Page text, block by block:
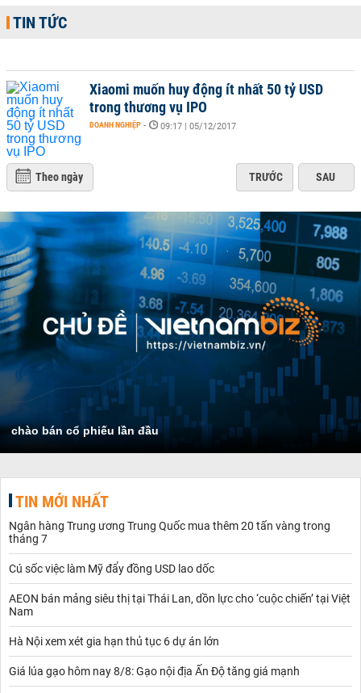
TIN TỨC
Xiaomi muốn huy động ít nhất 50 tỷ USD
trong thương vụ IPO
DOANH NGHIỆP - 09:17 | 05/12/2017
Theo ngày TRƯỚC SAU
chào bán cổ phiếu lần đầu
TIN MỚI NHẤT
Ngân hàng Trung ương Trung Quốc mua thêm 20 tấn vàng trong
tháng 7
Cú sốc việc làm Mỹ đẩy đồng USD lao dốc
AEON bán mảng siêu thị tại Thái Lan, dồn lực cho ‘cuộc chiến’ tại Việt
Nam
Hà Nội xem xét gia hạn thủ tục 6 dự án lớn
Giá lúa gạo hôm nay 8/8: Gạo nội địa Ấn Độ tăng giá mạnh